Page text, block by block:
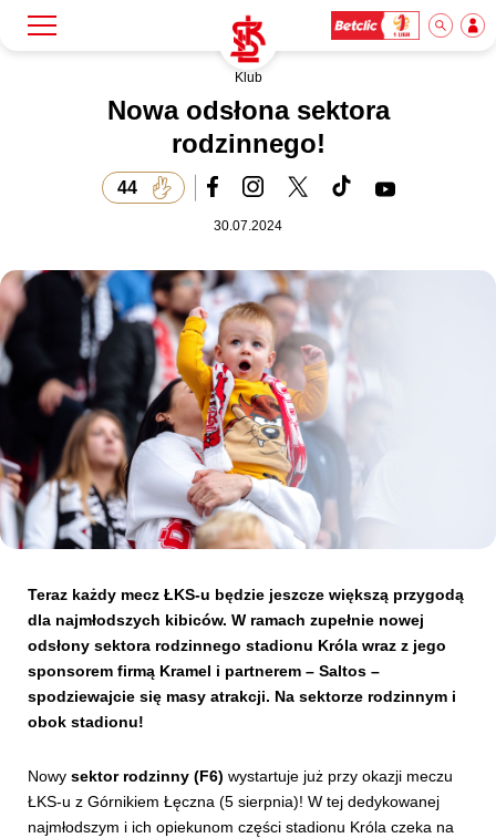
Akademia
Biznes
Dla mediów
Kibice
SKLEP KUP BILET
Klub
Nowa odsłona sektora
rodzinnego!
44
30.07.2024
Teraz każdy mecz ŁKS-u będzie jeszcze większą przygodą
dla najmłodszych kibiców. W ramach zupełnie nowej
odsłony sektora rodzinnego stadionu Króla wraz z jego
sponsorem firmą Kramel i partnerem – Saltos –
spodziewajcie się masy atrakcji. Na sektorze rodzinnym i
obok stadionu!
Nowy sektor rodzinny (F6) wystartuje już przy okazji meczu
ŁKS-u z Górnikiem Łęczna (5 sierpnia)! W tej dedykowanej
najmłodszym i ich opiekunom części stadionu Króla czeka na